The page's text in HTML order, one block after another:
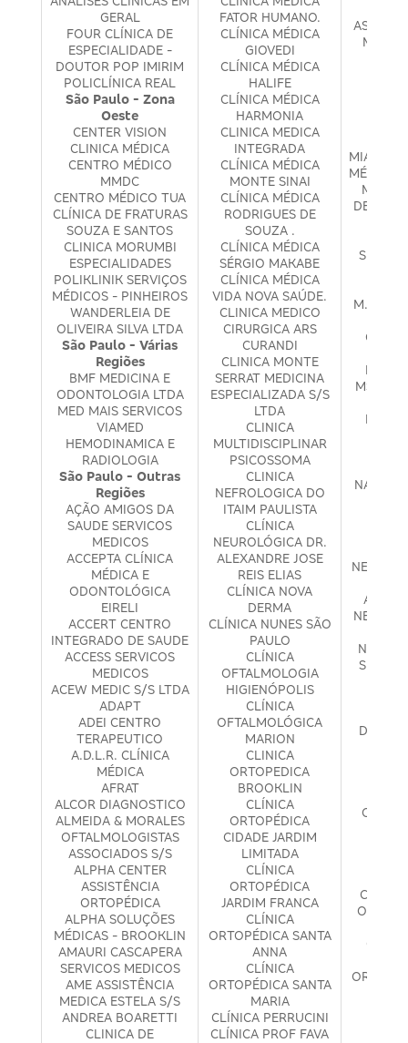
GERAL
FOUR CLÍNICA DE
ESPECIALIDADE -
DOUTOR POP IMIRIM
POLICLÍNICA REAL
São Paulo - Zona
Oeste
CENTER VISION
CLINICA MÉDICA
CENTRO MÉDICO
MMDC
CENTRO MÉDICO TUA
CLÍNICA DE FRATURAS
SOUZA E SANTOS
CLINICA MORUMBI
ESPECIALIDADES
POLIKLINIK SERVIÇOS
MÉDICOS - PINHEIROS
WANDERLEIA DE
OLIVEIRA SILVA LTDA
São Paulo - Várias
Regiões
BMF MEDICINA E
ODONTOLOGIA LTDA
MED MAIS SERVICOS
VIAMED
HEMODINAMICA E
RADIOLOGIA
São Paulo - Outras
Regiões
AÇÃO AMIGOS DA
SAUDE SERVICOS
MEDICOS
ACCEPTA CLÍNICA
MÉDICA E
ODONTOLÓGICA
EIRELI
ACCERT CENTRO
INTEGRADO DE SAUDE
ACCESS SERVICOS
MEDICOS
ACEW MEDIC S/S LTDA
ADAPT
ADEI CENTRO
TERAPEUTICO
A.D.L.R. CLÍNICA
MÉDICA
AFRAT
ALCOR DIAGNOSTICO
ALMEIDA & MORALES
OFTALMOLOGISTAS
ASSOCIADOS S/S
ALPHA CENTER
ASSISTÊNCIA
ORTOPÉDICA
ALPHA SOLUÇÕES
MÉDICAS - BROOKLIN
AMAURI CASCAPERA
SERVICOS MEDICOS
AME ASSISTÊNCIA
MEDICA ESTELA S/S
ANDREA BOARETTI
CLINICA DE
FATOR HUMANO.
CLÍNICA MÉDICA
GIOVEDI
CLÍNICA MÉDICA
HALIFE
CLÍNICA MÉDICA
HARMONIA
CLINICA MEDICA
INTEGRADA
CLÍNICA MÉDICA
MONTE SINAI
CLÍNICA MÉDICA
RODRIGUES DE
SOUZA .
CLÍNICA MÉDICA
SÉRGIO MAKABE
CLÍNICA MÉDICA
VIDA NOVA SAÚDE.
CLINICA MEDICO
CIRURGICA ARS
CURANDI
CLINICA MONTE
SERRAT MEDICINA
ESPECIALIZADA S/S
LTDA
CLINICA
MULTIDISCIPLINAR
PSICOSSOMA
CLINICA
NEFROLOGICA DO
ITAIM PAULISTA
CLÍNICA
NEUROLÓGICA DR.
ALEXANDRE JOSE
REIS ELIAS
CLÍNICA NOVA
DERMA
CLÍNICA NUNES SÃO
PAULO
CLÍNICA
OFTALMOLOGIA
HIGIENÓPOLIS
CLÍNICA
OFTALMOLÓGICA
MARION
CLINICA
ORTOPEDICA
BROOKLIN
CLÍNICA
ORTOPÉDICA
CIDADE JARDIM
LIMITADA
CLÍNICA
ORTOPÉDICA
JARDIM FRANCA
CLÍNICA
ORTOPÉDICA SANTA
ANNA
CLÍNICA
ORTOPÉDICA SANTA
MARIA
CLÍNICA PERRUCINI
CLÍNICA PROF FAVA
MISA -
M. R.
MS
NAGI
NOSSA
OM
ORTESP